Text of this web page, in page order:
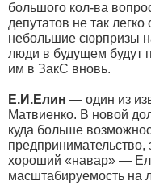
большого кол-ва
депутатов не так
небольшие сюрпризы
люди в будущем будут
им в ЗакС вновь.
Е.И.Елин — один из
Матвиенко. В новой
куда больше
предпринимательство,
хороший «навар» —
масштабируемость на